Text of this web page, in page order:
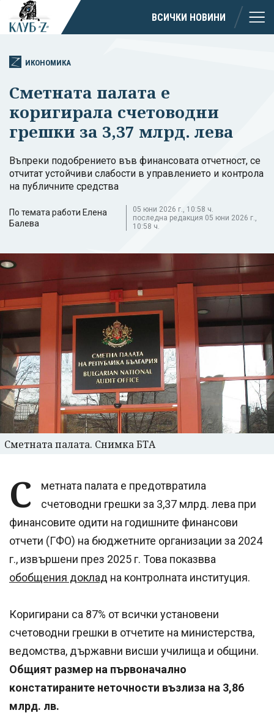
ВСИЧКИ НОВИНИ
ИКОНОМИКА
Сметната палата е
коригирала счетоводни
грешки за 3,37 млрд. лева
Въпреки подобрението във финансовата отчетност, се
отчитат устойчиви слабости в управлението и контрола
на публичните средства
По темата работи Елена
Балева
05 юни 2026 г., 10:58 ч.
последна редакция 05 юни 2026 г.,
10:58 ч.
Сметната палата. Снимка БТА
С
метната палата е предотвратила
счетоводни грешки за 3,37 млрд. лева при
финансовите одити на годишните финансови
отчети (ГФО) на бюджетните организации за 2024
г., извършени през 2025 г. Това показвва
обобщения доклад на контролната институция.
Коригирани са 87% от всички установени
счетоводни грешки в отчетите на министерства,
ведомства, държавни висши училища и общини.
Общият размер на първоначално
констатираните неточности възлиза на 3,86
млрд. лв.